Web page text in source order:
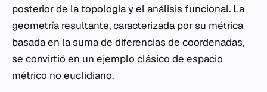
posterior de la topología y el análisis funcional. La
geometría resultante, caracterizada por su métrica
basada en la suma de diferencias de coordenadas,
se convirtió en un ejemplo clásico de espacio
métrico no euclidiano.